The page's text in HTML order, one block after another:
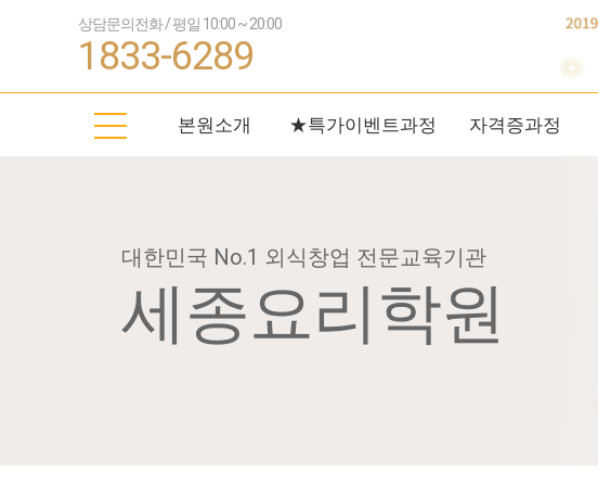
상담문의전화 / 평일 10:00 ~ 20:00
1833-6289
본원소개 ★특가이벤트과정 자격증과정
대한민국 No.1 외식창업 전문교육기관
세종요리학원